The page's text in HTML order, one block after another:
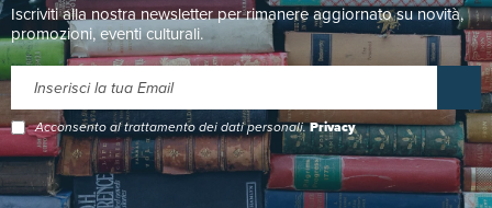
Iscriviti alla nostra newsletter per rimanere aggiornato su novità,
promozioni, eventi culturali.
Acconsento al trattamento dei dati personali.Privacy